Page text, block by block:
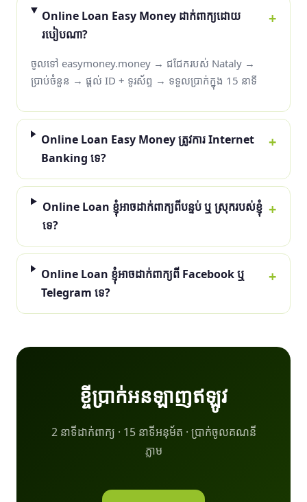
Online Loan Easy Money ដាក់ពាក្យដោយ
របៀបណា?
ចូលទៅ easymoney.money → ជជែករបស់ Nataly →
ប្រាប់ចំនួន → ផ្ដល់ ID + ទូរស័ព្ទ → ទទួលប្រាក់ក្នុង 15 នាទី
Online Loan Easy Money ត្រូវការ Internet
Banking ទេ?
Online Loan ខ្ញុំអាចដាក់ពាក្យពីបន្ទប់ ឬ ស្រុករបស់ខ្ញុំ
ទេ?
Online Loan ខ្ញុំអាចដាក់ពាក្យពី Facebook ឬ
Telegram ទេ?
ខ្ចីប្រាក់អនឡាញឥឡូវ
2 នាទីដាក់ពាក្យ · 15 នាទីអនុម័ត · ប្រាក់ចូលគណនី
ភ្លាម